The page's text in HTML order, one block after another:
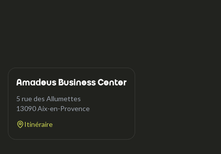
Amadeus Business Center
5 rue des Allumettes
13090Aix-en-Provence
Itinéraire